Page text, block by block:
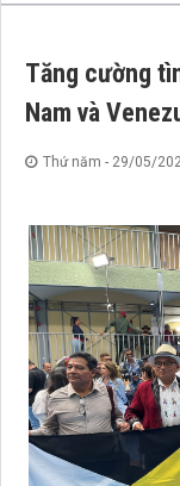
Tăng cường
Nam và
Thứ năm - 29/05/